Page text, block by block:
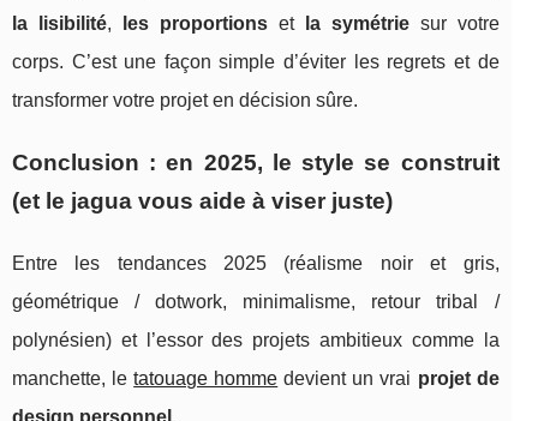
la lisibilité, les proportionset la symétriesur votre
corps. C’est une façon simple d’éviter les regrets et de
transformer votre projet en décision sûre.
Conclusion : en 2025, le style se construit
(et le jagua vous aide à viser juste)
Entre les tendances 2025 (réalisme noir et gris,
géométrique / dotwork, minimalisme, retour tribal /
polynésien) et l’essor des projets ambitieux comme la
manchette, letatouage homme devient un vrai projet de